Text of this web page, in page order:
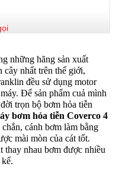
những hãng sản xuất
cây nhất trên thế giới,
đều sử dụng motor
Để sản phẩm cuả mình
trọn bộ bơm hỏa tiễn
bơm hỏa tiễn Coverco 4
cánh bơm làm bằng
mài mòn của cát tốt.
thay nhau bơm được nhiều